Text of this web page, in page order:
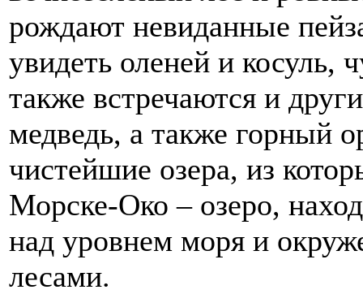
рождают невиданные
увидеть оленей и косуль,
также встречаются и
медведь, а также горный
чистейшие озера, из
Морске-Око – озеро,
над уровнем моря и
лесами.